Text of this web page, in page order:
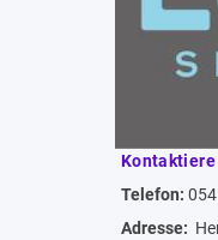
Kontaktiere
Telefon:
Adresse: